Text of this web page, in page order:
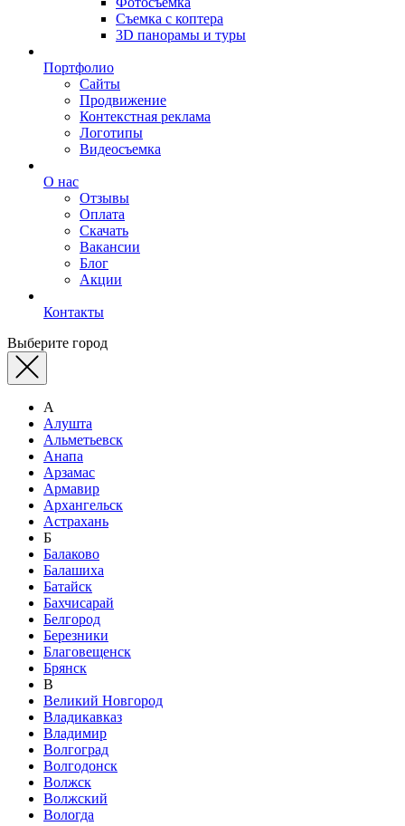
Съемка с коптера
3D панорамы и туры
Портфолио
Сайты
Продвижение
Контекстная реклама
Логотипы
Видеосъемка
О нас
Отзывы
Оплата
Скачать
Вакансии
Блог
Акции
Контакты
Выберите город
А
Алушта
Альметьевск
Анапа
Арзамас
Армавир
Архангельск
Астрахань
Б
Балаково
Балашиха
Батайск
Бахчисарай
Белгород
Березники
Благовещенск
Брянск
В
Великий Новгород
Владикавказ
Владимир
Волгоград
Волгодонск
Волжск
Волжский
Вологда